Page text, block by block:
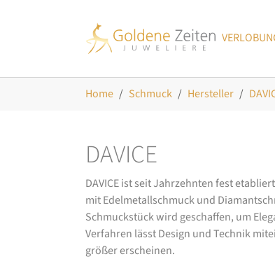
Home Schmuck Hersteller
DAVICE
DAVICE ist seit Jahrzehnten fest
mit Edelmetallschmuck und
Schmuckstück wird geschaffen, um
Verfahren lässt Design und Technik
größer erscheinen.